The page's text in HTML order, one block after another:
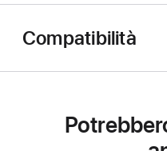
Compatibilità